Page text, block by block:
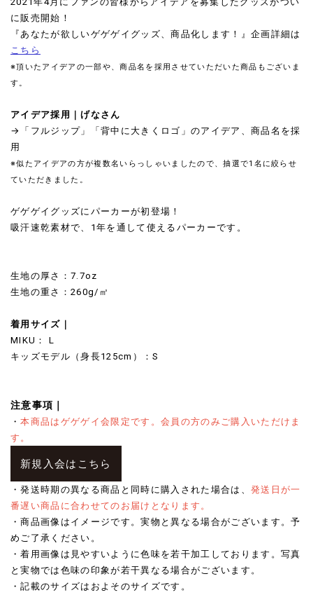
に販売開始！
『あなたが欲しいゲゲゲイグッズ、商品化します！』企画詳細は
こちら
※頂いたアイデアの一部や、商品名を採用させていただいた商品もございま
す。
アイデア採用｜げなさん
→「フルジップ」「背中に大きくロゴ」のアイデア、商品名を採
用
※似たアイデアの方が複数名いらっしゃいましたので、抽選で1名に絞らせ
ていただきました。
ゲゲゲイグッズにパーカーが初登場！
吸汗速乾素材で、1年を通して使えるパーカーです。
生地の厚さ：7.7oz
生地の重さ：260g/㎡
着用サイズ｜
MIKU： L
キッズモデル（身長125cm）：S
注意事項｜
・本商品はゲゲゲイ会限定です。会員の方のみご購入いただけま
す。
新規入会はこちら
・発送時期の異なる商品と同時に購入された場合は、 発送日が一
番遅い商品に合わせてのお届けとなります。
・商品画像はイメージです。実物と異なる場合がございます。予
めご了承ください。
・着用画像は見やすいように色味を若干加工しております。写真
と実物では色味の印象が若干異なる場合がございます。
・記載のサイズはおよそのサイズです。